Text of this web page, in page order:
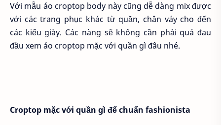
Với mẫu áo croptop body này cũng dễ dàng mix được
với các trang phục khác từ quần, chân váy cho đến
các kiểu giày. Các nàng sẽ không cần phải quá đau
đầu xem áo croptop mặc với quần gì đâu nhé.
Croptop mặc với quần gì để chuẩn fashionista